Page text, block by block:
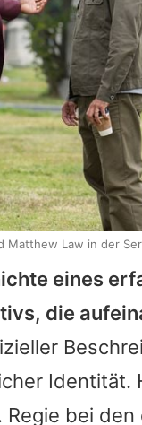
eines
die
Identität.
bei
Matthew Law in der